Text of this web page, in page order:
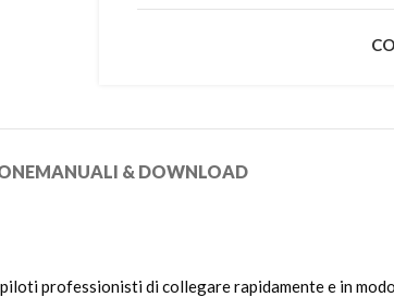
MANUALI & DOWNLOAD
professionisti di collegare rapidamente e in